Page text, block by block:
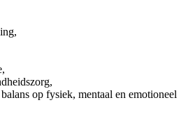
op fysiek, mentaal en emotioneel